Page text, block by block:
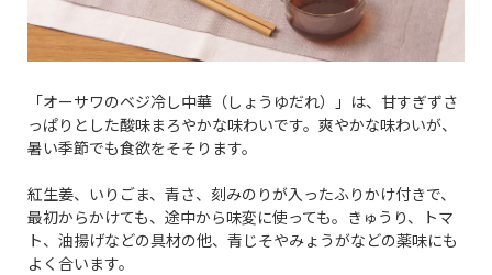
「オーサワのベジ冷し中華（しょうゆだれ）」は、甘すぎずさ
っぱりとした酸味まろやかな味わいです。爽やかな味わいが、
暑い季節でも食欲をそそります。
紅生姜、いりごま、青さ、刻みのりが入ったふりかけ付きで、
最初からかけても、途中から味変に使っても。きゅうり、トマ
ト、油揚げなどの具材の他、青じそやみょうがなどの薬味にも
よく合います。